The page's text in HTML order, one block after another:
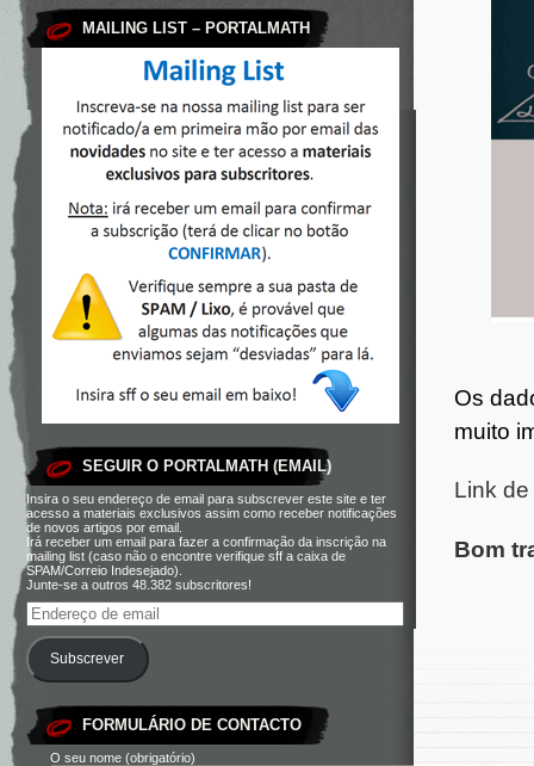
MAILING LIST – PORTALMATH
SEGUIR O PORTALMATH (EMAIL)
Insira o seu endereço de email para subscrever este site e ter
acesso a materiais exclusivos assim como receber notificações
de novos artigos por email.
Irá receber um email para fazer a confirmação da inscrição na
mailing list (caso não o encontre verifique sff a caixa de
SPAM/Correio Indesejado).
Junte-se a outros 48.382 subscritores!
Subscrever
FORMULÁRIO DE CONTACTO
O seu nome (obrigatório)
Os
muito
Link
Bom